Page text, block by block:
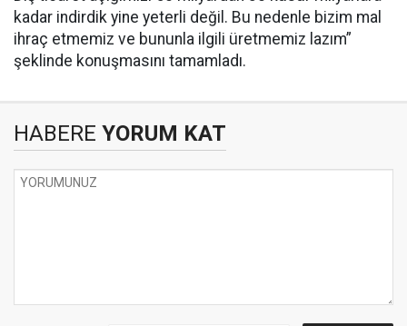
kadar indirdik yine yeterli değil. Bu nedenle bizim mal
ihraç etmemiz ve bununla ilgili üretmemiz lazım”
şeklinde konuşmasını tamamladı.
HABERE YORUM KAT